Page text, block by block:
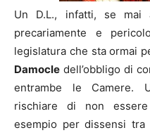
Un D.L., infatti, se mai
precariamente e
legislatura che sta ormai
Damocle dell’obbligo di
entrambe le Camere.
rischiare di non
esempio per dissensi